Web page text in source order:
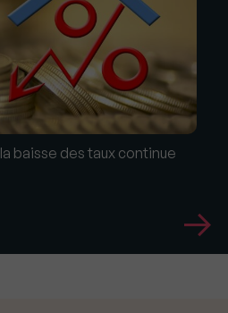
baisse des taux continue